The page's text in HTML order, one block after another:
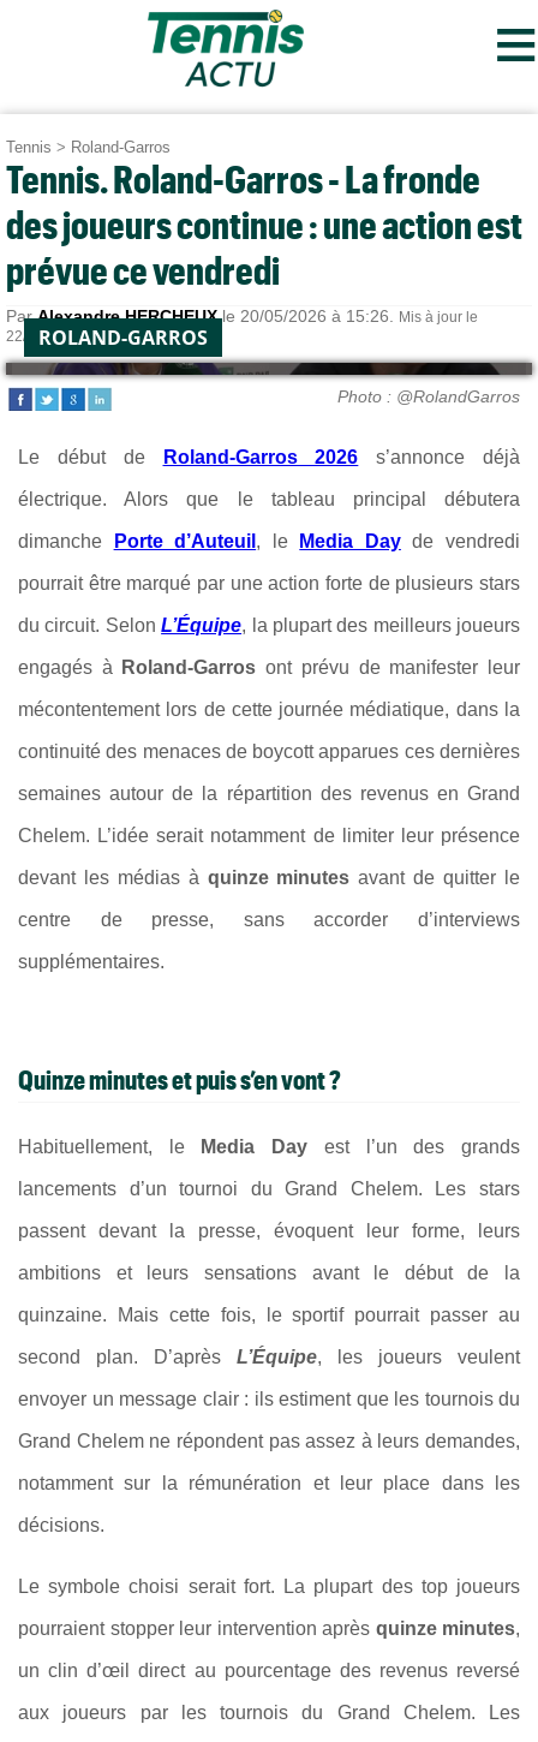
≡
Tennis > Roland-Garros
Tennis. Roland-Garros - La fronde
des joueurs continue : une action est
prévue ce vendredi
ParAlexandre HERCHEUXle 20/05/2026 à 15:26.
Mis à jour le
22/05/2026 à 08:06.
ROLAND-GARROS
Photo : @RolandGarros
Le début de Roland-Garros 2026 s’annonce déjà
électrique. Alors que le tableau principal débutera
dimanche Porte d’Auteuil , le Media Dayde vendredi
pourrait être marqué par une action forte de plusieurs stars
du circuit. SelonL’Équipe, la plupart des meilleurs joueurs
engagés à Roland-Garros ont prévu de manifester leur
mécontentement lors de cette journée médiatique, dans la
continuité des menaces de boycott apparues ces dernières
semaines autour de la répartition des revenus en Grand
Chelem. L’idée serait notamment de limiter leur présence
devant les médias à quinze minutes avant de quitter le
centre de presse, sans accorder d’interviews
supplémentaires.
Quinze minutes et puis s’en vont ?
Habituellement, le Media Day est l’un des grands
lancements d’un tournoi du Grand Chelem. Les stars
passent devant la presse, évoquent leur forme, leurs
ambitions et leurs sensations avant le début de la
quinzaine. Mais cette fois, le sportif pourrait passer au
second plan. D’après L’Équipe, les joueurs veulent
envoyer un message clair : ils estiment que les tournois du
Grand Chelem ne répondent pas assez à leurs demandes,
notamment sur la rémunération et leur place dans les
décisions.
Le symbole choisi serait fort. La plupart des top joueurs
pourraient stopper leur intervention après quinze minutes,
un clin d’œil direct au pourcentage des revenus reversé
aux joueurs par les tournois du Grand Chelem. Les